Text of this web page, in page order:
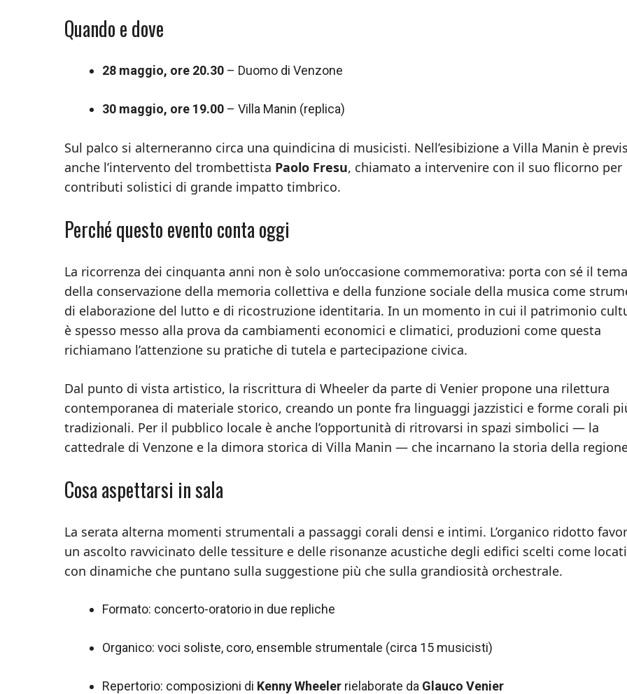
Quando e dove
28 maggio, ore 20.30 – Duomo di Venzone
30 maggio, ore 19.00 – Villa Manin (replica)
Sul palco si alterneranno circa una quindicina di musicisti. Nell’esibizione a Villa Manin è
anche l’intervento del trombettista Paolo Fresu, chiamato a intervenire con il suo flicorno per
contributi solistici di grande impatto timbrico.
Perché questo evento conta oggi
La ricorrenza dei cinquanta anni non è solo un’occasione commemorativa: porta con sé il tema
della conservazione della memoria collettiva e della funzione sociale della musica come
di elaborazione del lutto e di ricostruzione identitaria. In un momento in cui il patrimonio
è spesso messo alla prova da cambiamenti economici e climatici, produzioni come questa
richiamano l’attenzione su pratiche di tutela e partecipazione civica.
Dal punto di vista artistico, la riscrittura di Wheeler da parte di Venier propone una rilettura
contemporanea di materiale storico, creando un ponte fra linguaggi jazzistici e forme corali
tradizionali. Per il pubblico locale è anche l’opportunità di ritrovarsi in spazi simbolici — la
cattedrale di Venzone e la dimora storica di Villa Manin — che incarnano la storia della
Cosa aspettarsi in sala
La serata alterna momenti strumentali a passaggi corali densi e intimi. L’organico ridotto
un ascolto ravvicinato delle tessiture e delle risonanze acustiche degli edifici scelti come
con dinamiche che puntano sulla suggestione più che sulla grandiosità orchestrale.
Formato: concerto-oratorio in due repliche
Organico: voci soliste, coro, ensemble strumentale (circa 15 musicisti)
Repertorio: composizioni di Kenny Wheeler rielaborate da Glauco Venier